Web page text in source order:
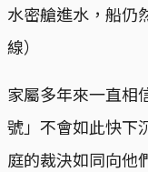
水密艙進水，船仍
線）
家屬多年來一直相
號」不會如此快下
庭的裁決如同向他